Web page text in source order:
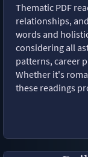
Thematic PDF
relationships,
words and
considering all
patterns, career
Whether it's
these readings